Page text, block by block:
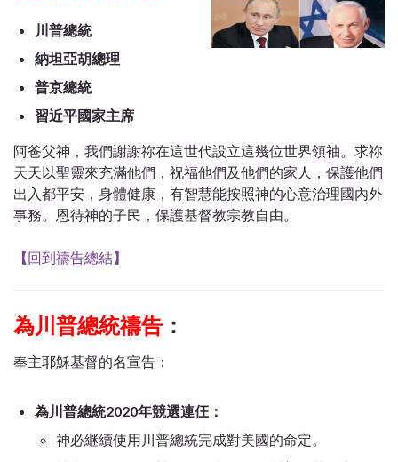
川普總統
納坦亞胡總理
普京總統
習近平國家主席
阿爸父神，我們謝謝祢在這世代設立這幾位世界領袖。求祢
天天以聖靈來充滿他們，祝福他們及他們的家人，保護他們
出入都平安，身體健康，有智慧能按照神的心意治理國內外
事務。恩待神的子民，保護基督教宗教自由。
【回到禱告總結】
為川普總統禱告 ：
奉主耶穌基督的名宣告：
為川普總統2020年競選連仼：
神必継續使用川普總統完成對美國的命定。